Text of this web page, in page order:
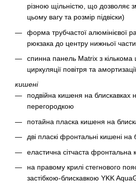
різною щільністю, що дозволяє
цьому вагу та розмір підвіски)
форма трубчастої алюмінієвої
рюкзака до центру нижньої
спинна панель Matrix з кількома
циркуляції повітря та амортизації
кишені
подвійна кишеня на блискавках
перегородкою
потайна пласка кишеня на
дві пласкі фронтальні кишені на
еластична сітчаста
на правому крилі стегнового
застібкою-блискавкою YKK